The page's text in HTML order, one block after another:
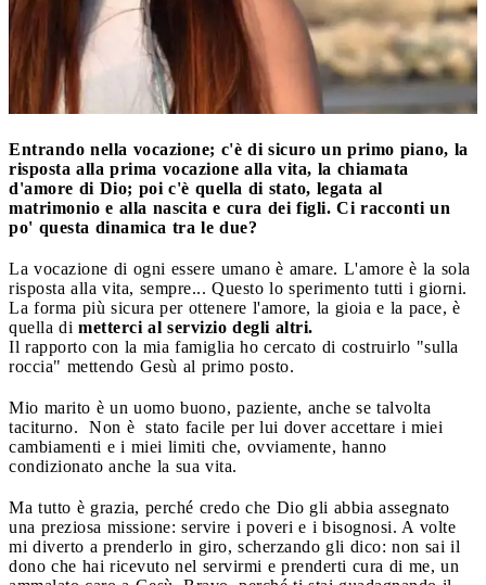
Entrando nella vocazione; c'è di sicuro un primo piano, la
risposta alla prima vocazione alla vita, la chiamata
d'amore di Dio; poi c'è quella di stato, legata al
matrimonio e alla nascita e cura dei figli. Ci racconti un
po' questa dinamica tra le due?
La vocazione di ogni essere umano è amare. L'amore è la sola
risposta alla vita, sempre... Questo lo sperimento tutti i giorni.
La forma più sicura per ottenere l'amore, la gioia e la pace, è
quella di metterci al servizio degli altri.
Il rapporto con la mia famiglia ho cercato di costruirlo "sulla
roccia" mettendo Gesù al primo posto.
Mio marito è un uomo buono, paziente, anche se talvolta
taciturno. Non è stato facile per lui dover accettare i miei
cambiamenti e i miei limiti che, ovviamente, hanno
condizionato anche la sua vita.
Ma tutto è grazia, perché credo che Dio gli abbia assegnato
una preziosa missione: servire i poveri e i bisognosi. A volte
mi diverto a prenderlo in giro, scherzando gli dico: non sai il
dono che hai ricevuto nel servirmi e prenderti cura di me, un